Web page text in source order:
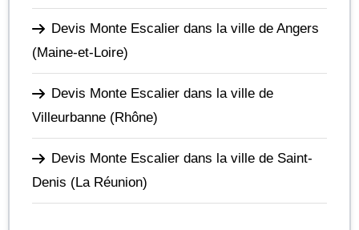
Devis Monte Escalier dans la ville de Angers
(Maine-et-Loire)
Devis Monte Escalier dans la ville de
Villeurbanne (Rhône)
Devis Monte Escalier dans la ville de Saint-
Denis (La Réunion)